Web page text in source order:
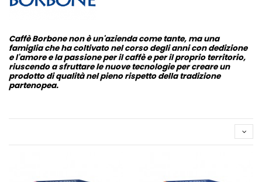
Caffè Borbonenon è un'azienda come tante, ma una
famiglia che ha coltivato nel corso degli anni con dedizione
e l'amore e la passione per il caffè e per il proprio territorio,
riuscendo a sfruttare le nuove tecnologie per creare un
prodotto di qualità nel pieno rispetto della tradizione
partenopea.